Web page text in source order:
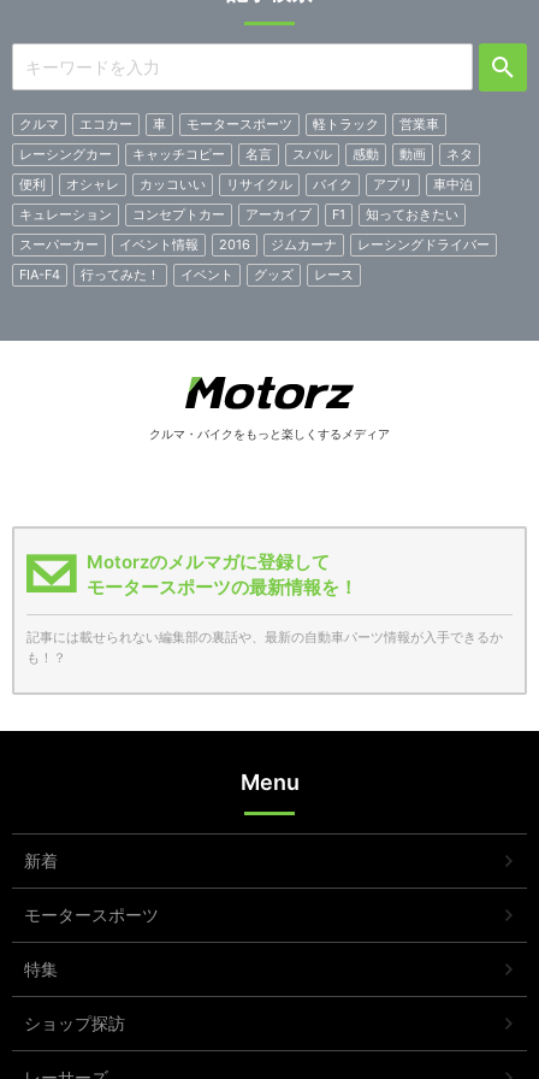
クルマ エコカー 車 モータースポーツ 軽トラック
営業車
レーシングカー
キャッチコピー 名言 スバル 感動 動画
ネタ
便利
オシャレ カッコいい リサイクル バイク アプリ
車中泊
キュレーション
コンセプトカー アーカイブ F1
知っておきたい
スーパーカー
イベント情報 2016 ジムカーナ
レーシングドライバー
FIA-F4
行ってみた！ イベント グッズ レース
クルマ・バイクをもっと楽しくするメディア
Motorzのメルマガに登録して
モータースポーツの最新情報を！
記事には載せられない編集部の裏話や、最新の自動車パーツ情報が入手できるか
も！？
Menu
新着
モータースポーツ
特集
ショップ探訪